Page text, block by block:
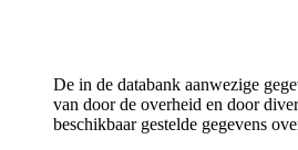
De in de databank aanwezige
van door de overheid en door
beschikbaar gestelde gegevens